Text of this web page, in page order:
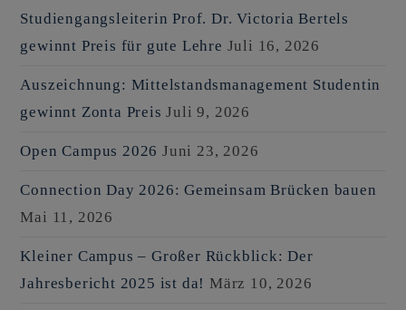
Studiengangsleiterin Prof. Dr. Victoria Bertels
gewinnt Preis für gute Lehre Juli 16, 2026
Auszeichnung: Mittelstandsmanagement Studentin
gewinnt Zonta Preis Juli 9, 2026
Open Campus 2026 Juni 23, 2026
Connection Day 2026: Gemeinsam Brücken bauen
Mai 11, 2026
Kleiner Campus – Großer Rückblick: Der
Jahresbericht 2025 ist da! März 10, 2026